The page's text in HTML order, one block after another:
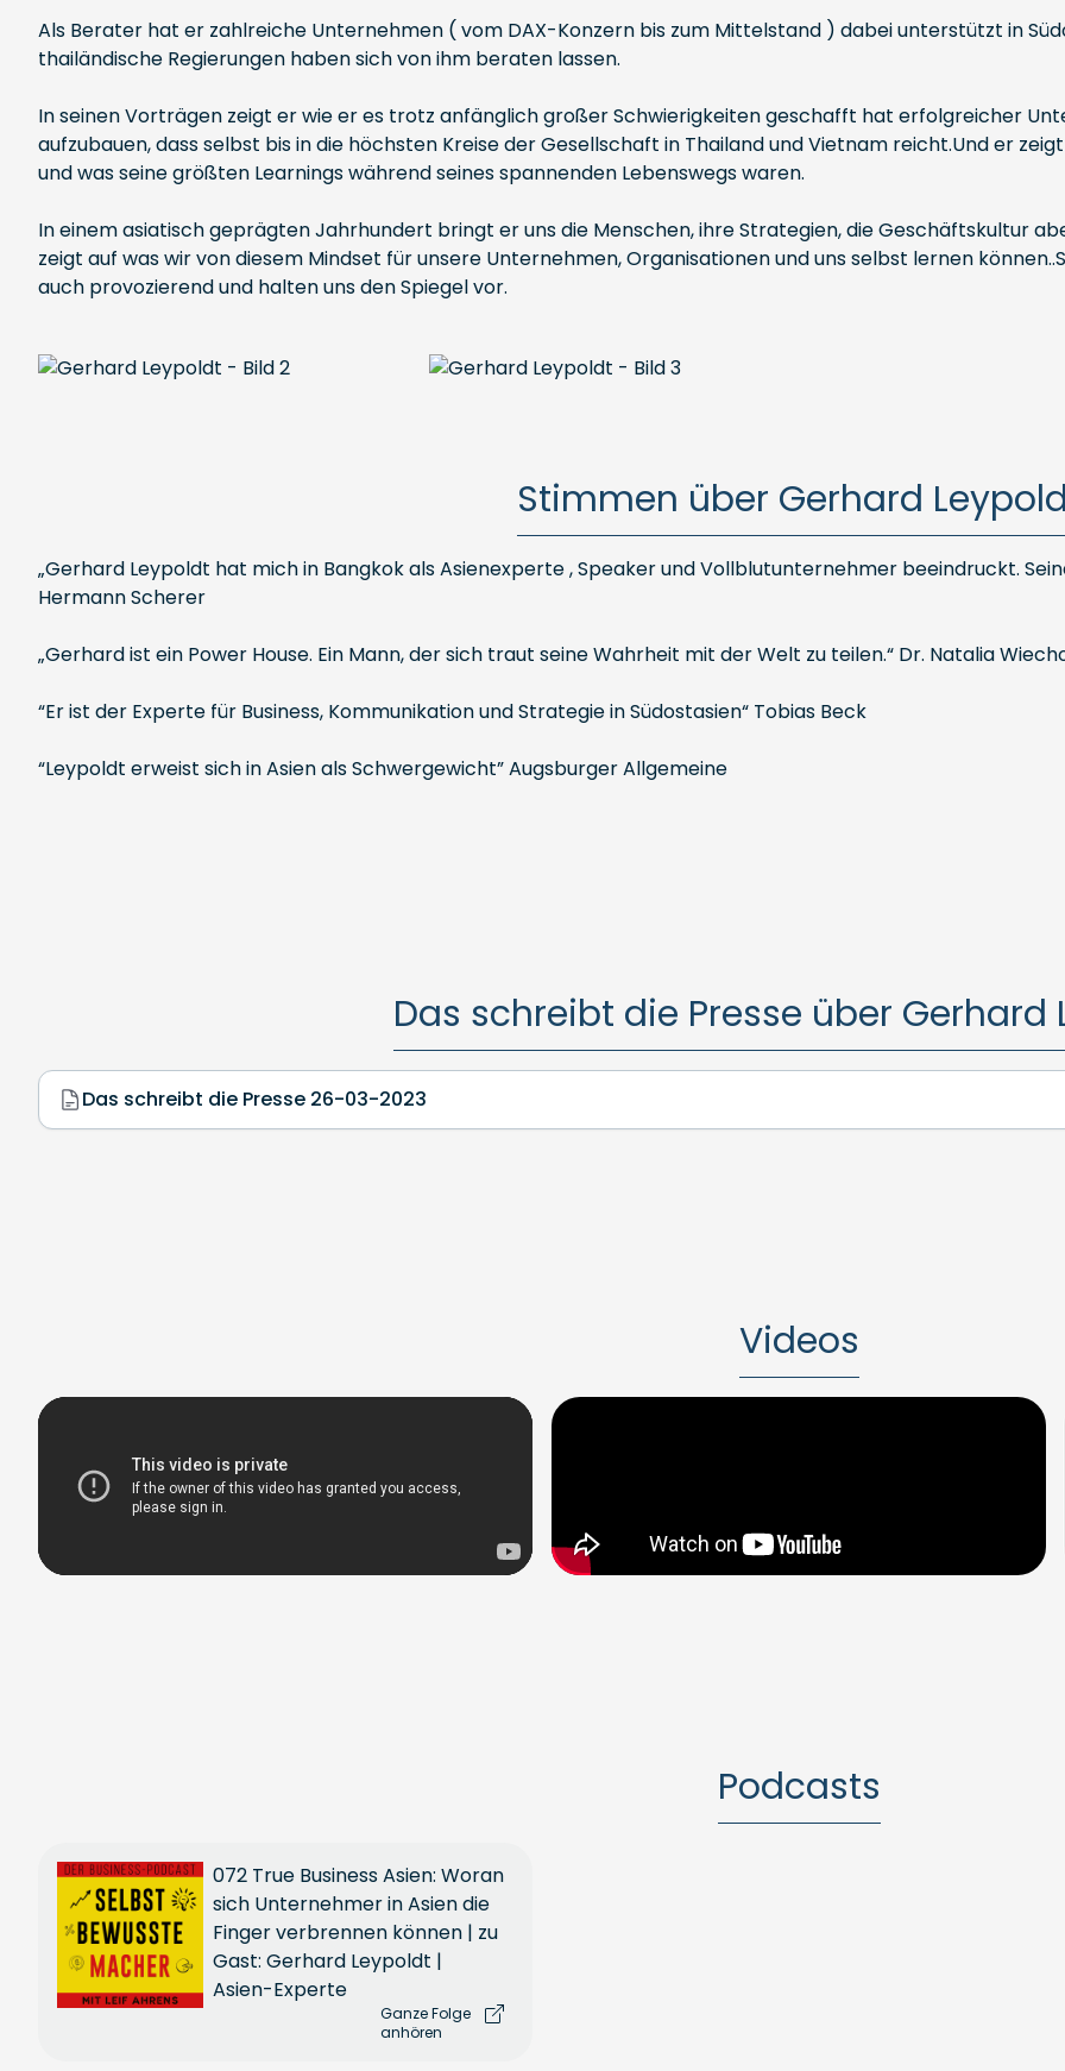
Als Berater hat er zahlreiche Unternehmen ( vom DAX-Konzern bis zum Mittelstand ) dabei unterstützt in
thailändische Regierungen haben sich von ihm beraten lassen.
In seinen Vorträgen zeigt er wie er es trotz anfänglich großer Schwierigkeiten geschafft hat erfolgreicher
aufzubauen, dass selbst bis in die höchsten Kreise der Gesellschaft in Thailand und Vietnam reicht.Und er
und was seine größten Learnings während seines spannenden Lebenswegs waren.
In einem asiatisch geprägten Jahrhundert bringt er uns die Menschen, ihre Strategien, die Geschäftskultur
zeigt auf was wir von diesem Mindset für unsere Unternehmen, Organisationen und uns selbst lernen
auch provozierend und halten uns den Spiegel vor.
Stimmen über Gerhard
„Gerhard Leypoldt hat mich in Bangkok als Asienexperte , Speaker und Vollblutunternehmer beeindruckt.
Hermann Scherer
„Gerhard ist ein Power House. Ein Mann, der sich traut seine Wahrheit mit der Welt zu teilen.“ Dr. Natalia
“Er ist der Experte für Business, Kommunikation und Strategie in Südostasien“ Tobias Beck
“Leypoldt erweist sich in Asien als Schwergewicht” Augsburger Allgemeine
Das schreibt die Presse über Gerhard
Das schreibt die Presse 26-03-2023
Videos
Podcasts
072 True Business Asien: Woran
sich Unternehmer in Asien die
Finger verbrennen können | zu
Gast: Gerhard Leypoldt |
Asien-Experte
Ganze Folge
anhören